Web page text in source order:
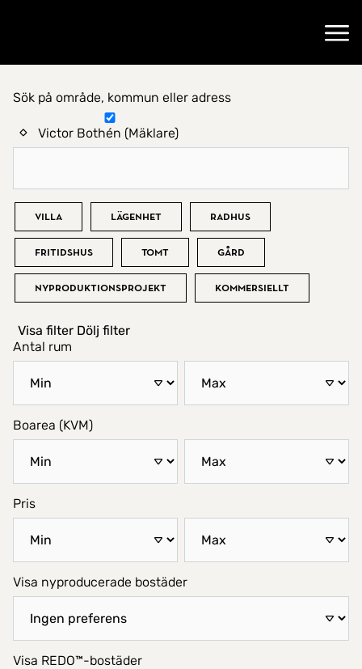
Hitta hem
Sök på område, kommun eller adress
Victor Bothén (Mäklare)
Bostadstyp
Villa Lägenhet Radhus
Fritidshus Tomt Gård
Nyproduktionsprojekt Kommersiellt
Visa filter Dölj filter
Antal rum
Boarea (KVM)
Pris
Visa nyproducerade bostäder
Visa REDO™-bostäder